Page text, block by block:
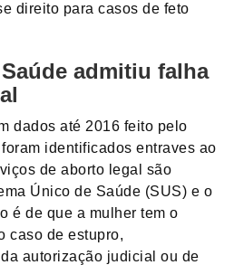
direito para casos de feto
admitiu falha
dados até 2016 feito pelo
identificados entraves ao
de aborto legal são
Único de Saúde (SUS) e o
é de que a mulher tem o
caso de estupro,
autorização judicial ou de